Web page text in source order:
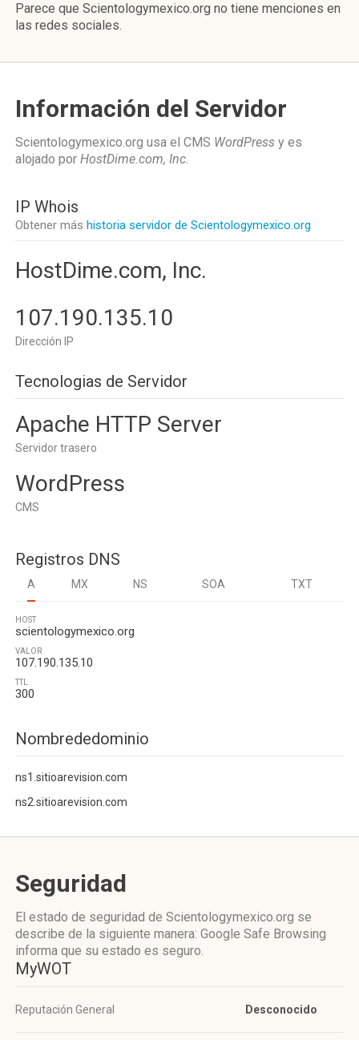
Parece que Scientologymexico.org no tiene menciones en
las redes sociales.
Información del Servidor
Scientologymexico.org usa el CMS WordPress y es
alojado por HostDime.com, Inc.
IP Whois
Obtener más historia servidor de Scientologymexico.org
HostDime.com, Inc.
107.190.135.10
Dirección IP
Tecnologias de Servidor
Apache HTTP Server
Servidor trasero
WordPress
CMS
Registros DNS
A MX NS SOA TXT
HOST
scientologymexico.org
VALOR
107.190.135.10
TTL
300
Nombrededominio
ns1.sitioarevision.com
ns2.sitioarevision.com
Seguridad
El estado de seguridad de Scientologymexico.org se
describe de la siguiente manera: Google Safe Browsing
informa que su estado es seguro.
MyWOT
Reputación General Desconocido